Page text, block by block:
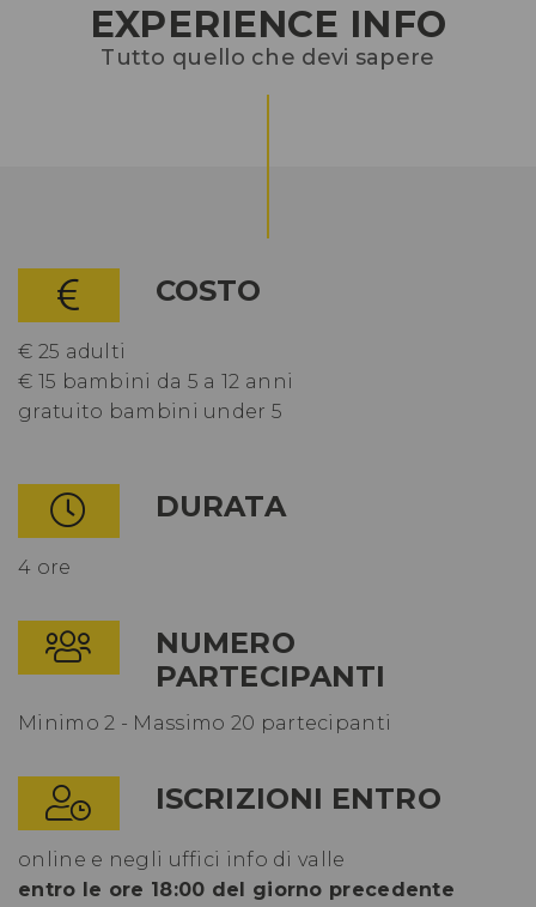
EXPERIENCE INFO
Tutto quello che devi sapere
COSTO
€ 25 adulti
€ 15 bambini da 5 a 12 anni
gratuito bambini under 5
DURATA
4 ore
NUMERO
PARTECIPANTI
Minimo 2 - Massimo 20 partecipanti
ISCRIZIONI ENTRO
online e negli uffici info di valle
entro le ore 18:00 del giorno precedente